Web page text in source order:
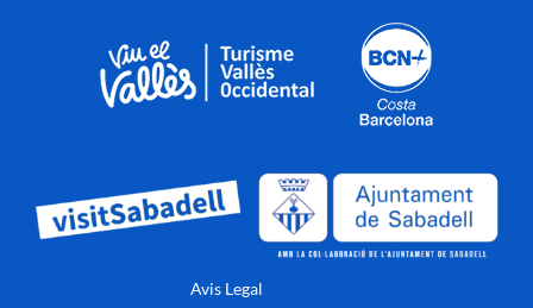
Avis Legal